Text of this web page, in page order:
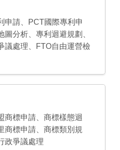
申請、PCT國際專利申
圖分析、專利迴避規劃、
議處理、FTO自由運營檢
商標申請、商標樣態迴
商標申請、商標類別規
政爭議處理